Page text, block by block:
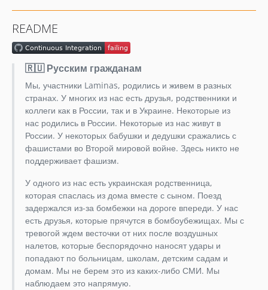
README
🇷🇺 Русским гражданам
Мы, участники Laminas, родились и живем в разных
странах. У многих из нас есть друзья, родственники и
коллеги как в России, так и в Украине. Некоторые из
нас родились в России. Некоторые из нас живут в
России. У некоторых бабушки и дедушки сражались с
фашистами во Второй мировой войне. Здесь никто не
поддерживает фашизм.
У одного из нас есть украинская родственница,
которая спаслась из дома вместе с сыном. Поезд
задержался из-за бомбежки на дороге впереди. У нас
есть друзья, которые прячутся в бомбоубежищах. Мы с
тревогой ждем весточки от них после воздушных
налетов, которые беспорядочно наносят удары и
попадают по больницам, школам, детским садам и
домам. Мы не берем это из каких-либо СМИ. Мы
наблюдаем это напрямую.